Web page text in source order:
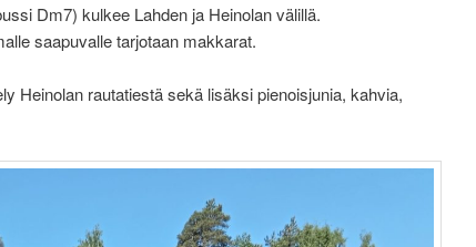
Dm7) kulkee Lahden ja Heinolan välillä.
saapuvalle tarjotaan makkarat.
Heinolan rautatiestä sekä lisäksi pienoisjunia, kahvia,